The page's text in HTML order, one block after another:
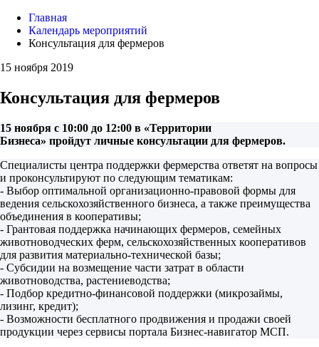
Главная
Календарь мероприятий
Консультация для фермеров
15 ноября 2019
Консультация для фермеров
15 ноября с 10:00 до 12:00 в «Территории
Бизнеса» пройдут личные консультации для фермеров.
Специалисты центра поддержки фермерства ответят на вопросы
и проконсультируют по следующим тематикам:
- Выбор оптимальной организационно-правовой формы для
ведения сельскохозяйственного бизнеса, а также преимущества
объединения в кооперативы;
- Грантовая поддержка начинающих фермеров, семейных
животноводческих ферм, сельскохозяйственных кооперативов
для развития материально-технической базы;
- Субсидии на возмещение части затрат в области
животноводства, растениеводства;
- Подбор кредитно-финансовой поддержки (микрозаймы,
лизинг, кредит);
- Возможности бесплатного продвижения и продажи своей
продукции через сервисы портала Бизнес-навигатор МСП.